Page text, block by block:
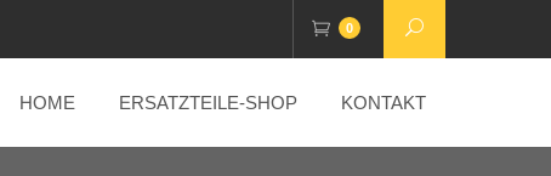
0
HOME ERSATZTEILE-SHOP KONTAKT